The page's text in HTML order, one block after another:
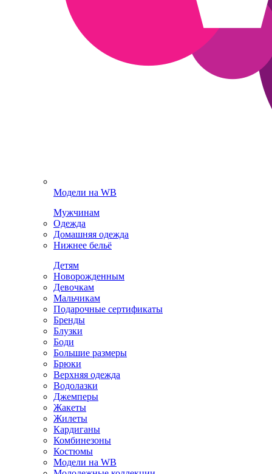
Модели на WB
Мужчинам
Одежда
Домашняя одежда
Нижнее бельё
Детям
Новорожденным
Девочкам
Мальчикам
Подарочные сертификаты
Бренды
Блузки
Боди
Большие размеры
Брюки
Верхняя одежда
Водолазки
Джемперы
Жакеты
Жилеты
Кардиганы
Комбинезоны
Костюмы
Модели на WB